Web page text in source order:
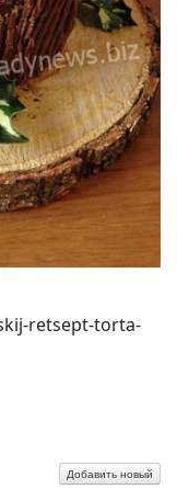
retsept-torta-
Добавить новый